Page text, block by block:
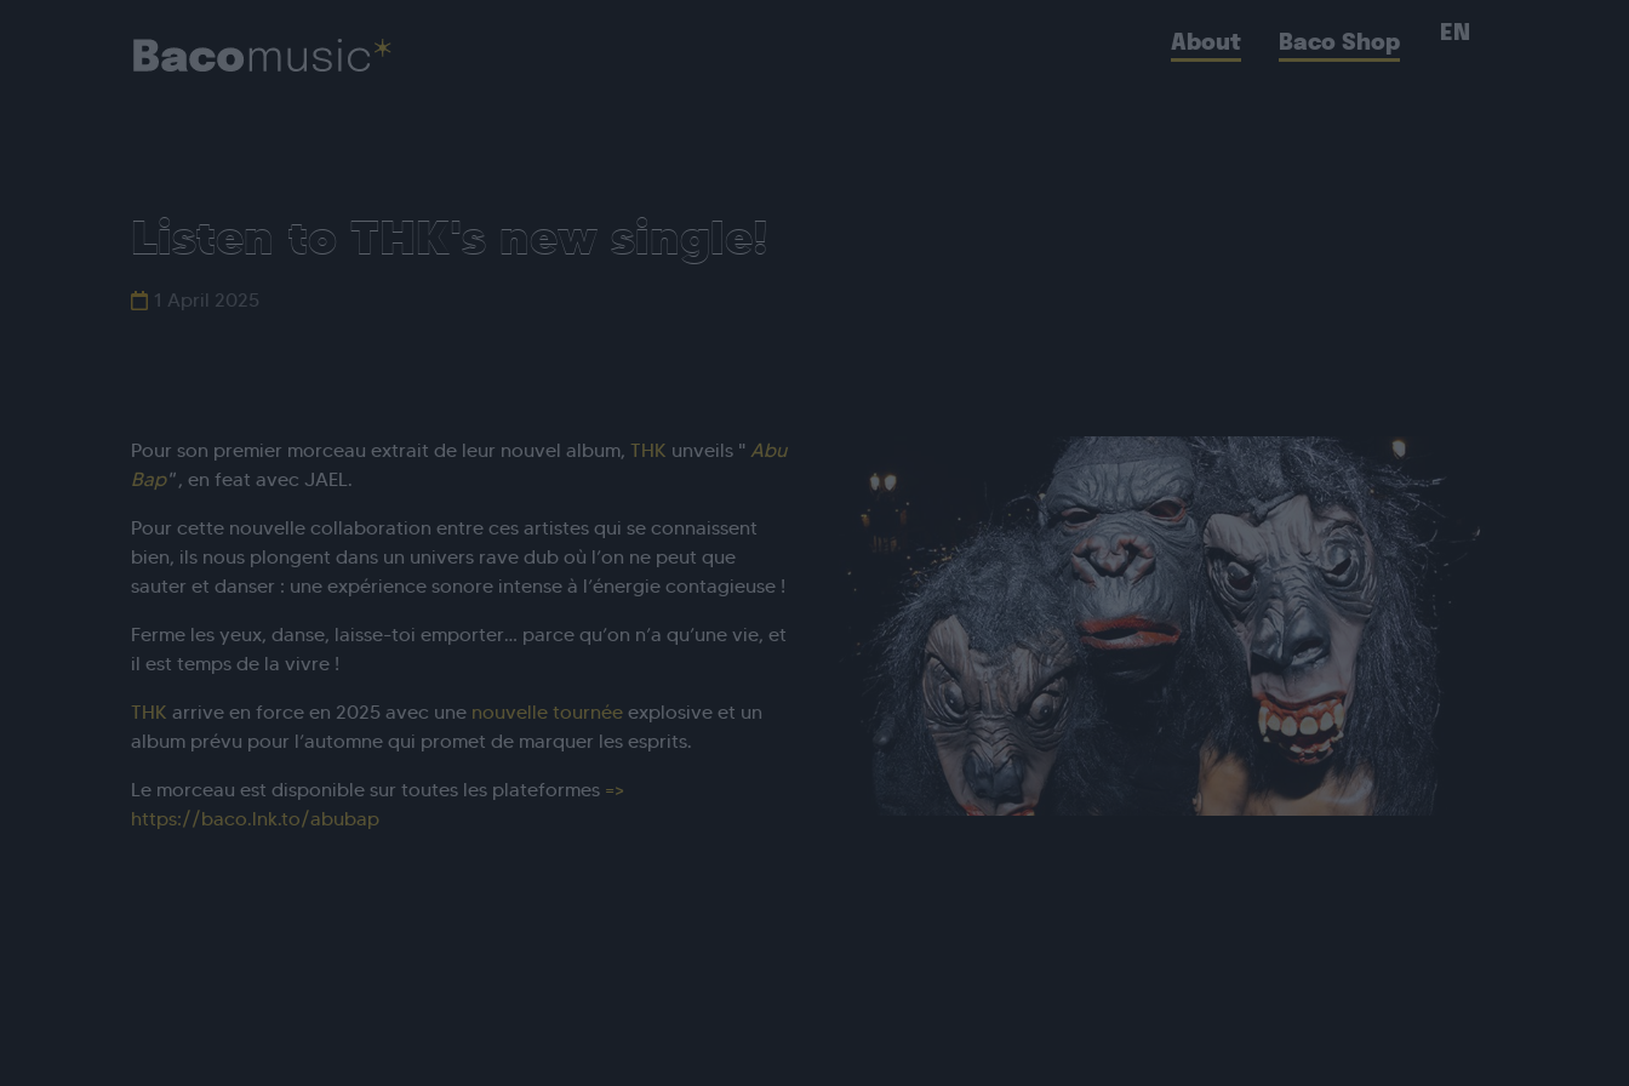
About Baco Shop EN
Listen to THK's new single!
1 April 2025
Pour son premier morceau extrait de leur nouvel album, THK unveils " Abu
Bap", en feat avec JAEL.
Pour cette nouvelle collaboration entre ces artistes qui se connaissent
bien, ils nous plongent dans un univers rave dub où l’on ne peut que
sauter et danser : une expérience sonore intense à l’énergie contagieuse !
Ferme les yeux, danse, laisse-toi emporter… parce qu’on n’a qu’une vie, et
il est temps de la vivre !
THK arrive en force en 2025 avec une nouvelle tournéeexplosive et un
album prévu pour l’automne qui promet de marquer les esprits.
Le morceau est disponible sur toutes les plateformes =>
https://baco.lnk.to/abubap